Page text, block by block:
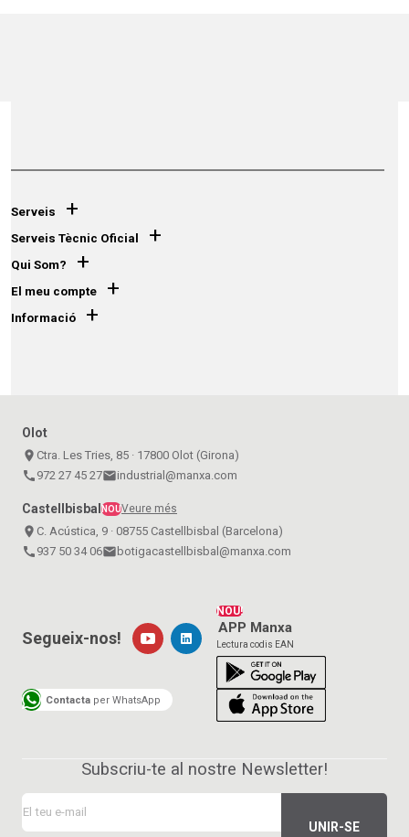
Serveis +
Serveis Tècnic Oficial +
Qui Som? +
El meu compte +
Informació +
Olot
place Ctra. Les Tries, 85 · 17800 Olot (Girona)
call 972 27 45 27emailindustrial@manxa.com
CastellbisbalNOUVeure més
place C. Acústica, 9 · 08755 Castellbisbal (Barcelona)
call 937 50 34 06emailbotigacastellbisbal@manxa.com
NOU!
APP Manxa
Lectura codis EAN
Segueix-nos!
Contacta per WhatsApp
Subscriu-te al nostre Newsletter!